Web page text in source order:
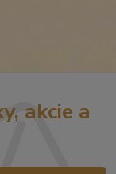
akcie a